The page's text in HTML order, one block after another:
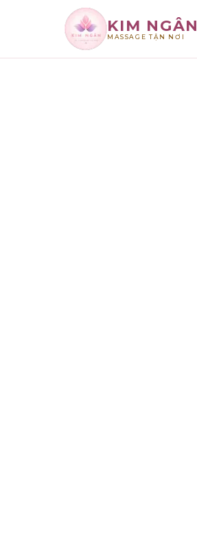
KIM NGÂN
MASSAGE TẬN NƠI